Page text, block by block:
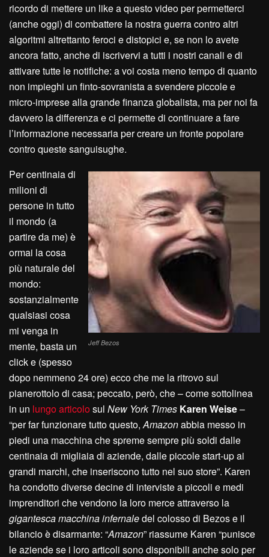
ricordo di mettere un like a questo video per permetterci
(anche oggi) di combattere la nostra guerra contro altri
algoritmi altrettanto feroci e distopici e, se non lo avete
ancora fatto, anche di iscrivervi a tutti i nostri canali e di
attivare tutte le notifiche: a voi costa meno tempo di quanto
non impieghi un finto-sovranista a svendere piccole e
micro-imprese alla grande finanza globalista, ma per noi fa
davvero la differenza e ci permette di continuare a fare
l’informazione necessaria per creare un fronte popolare
contro queste sanguisughe.
Jeff Bezos
Per centinaia di
milioni di
persone in tutto
il mondo (a
partire da me) è
ormai la cosa
più naturale del
mondo:
sostanzialmente
qualsiasi cosa
mi venga in
mente, basta un
click e (spesso
dopo nemmeno 24 ore) ecco che me la ritrovo sul
pianerottolo di casa; peccato, però, che – come sottolinea
in un lungo articolosul New York Times Karen Weise–
“per far funzionare tutto questo,Amazonabbia messo in
piedi una macchina che spreme sempre più soldi dalle
centinaia di migliaia di aziende, dalle piccole start-up ai
grandi marchi, che inseriscono tutto nel suo store”. Karen
ha condotto diverse decine di interviste a piccoli e medi
imprenditori che vendono la loro merce attraverso la
gigantesca macchina infernaledel colosso di Bezos e il
bilancio è disarmante: “Amazon” riassume Karen “punisce
le aziende se i loro articoli sono disponibili anche solo per